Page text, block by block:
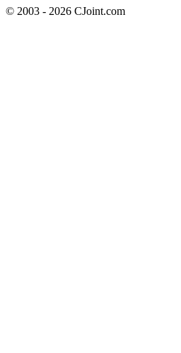
© 2003 - 2026 CJoint.com